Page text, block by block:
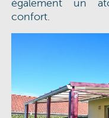
également un
confort.